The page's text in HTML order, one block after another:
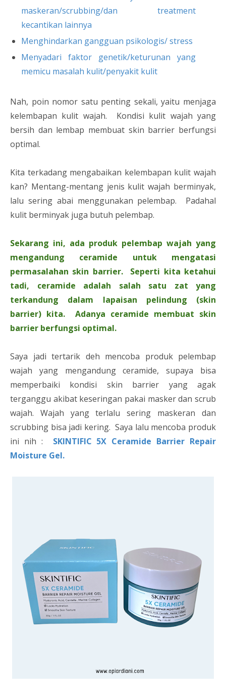
maskeran/scrubbing/dan treatment
kecantikan lainnya
Menghindarkan gangguan psikologis/ stress
Menyadari faktor genetik/keturunan yang
memicu masalah kulit/penyakit kulit
Nah, poin nomor satu penting sekali, yaitu menjaga
kelembapan kulit wajah. Kondisi kulit wajah yang
bersih dan lembap membuat skin barrier berfungsi
optimal.
Kita terkadang mengabaikan kelembapan kulit wajah
kan? Mentang-mentang jenis kulit wajah berminyak,
lalu sering abai menggunakan pelembap. Padahal
kulit berminyak juga butuh pelembap.
Sekarang ini, ada produk pelembap wajah yang
mengandung ceramide untuk mengatasi
permasalahan skin barrier. Seperti kita ketahui
tadi, ceramide adalah salah satu zat yang
terkandung dalam lapaisan pelindung (skin
barrier) kita. Adanya ceramide membuat skin
barrier berfungsi optimal.
Saya jadi tertarik deh mencoba produk pelembap
wajah yang mengandung ceramide, supaya bisa
memperbaiki kondisi skin barrier yang agak
terganggu akibat keseringan pakai masker dan scrub
wajah. Wajah yang terlalu sering maskeran dan
scrubbing bisa jadi kering. Saya lalu mencoba produk
ini nih : SKINTIFIC 5X Ceramide Barrier Repair
Moisture Gel.